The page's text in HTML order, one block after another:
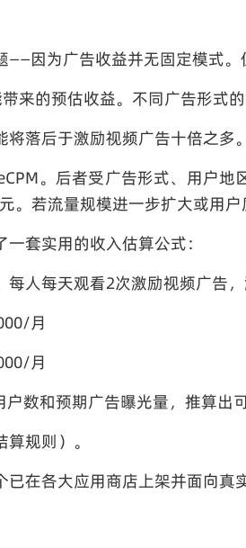
因为广告收益并无固定模式
来的预估收益。不同广告形式
落后于激励视频广告十倍之
。后者受广告形式、用户
若流量规模进一步扩大或用户
套实用的收入估算公式：
人每天观看2次激励视频广告
月
月
数和预期广告曝光量，推算出
规则）。
在各大应用商店上架并面向真